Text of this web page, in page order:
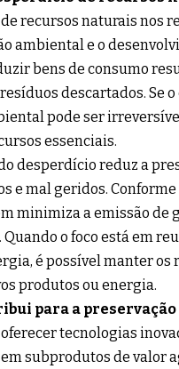
recursos naturais nos
ambiental e o
bens de consumo
descartados. Se
pode ser
essenciais.
desperdício reduz a
e mal geridos.
minimiza a emissão de
Quando o foco está em
é possível manter
produtos ou energia.
para a
tecnologias
subprodutos de valor